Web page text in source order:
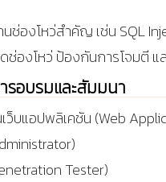
ช่องโหว่สำคัญ เช่น SQL
ช่องโหว่ ป้องกันการโจมตี
อบรมและสัมมนา
บแอปพลิเคชัน (Web
Tester)